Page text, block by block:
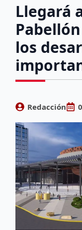
Llegará
los
Redacción